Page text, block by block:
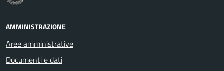
AMMINISTRAZIONE
Aree amministrative
Documenti e dati